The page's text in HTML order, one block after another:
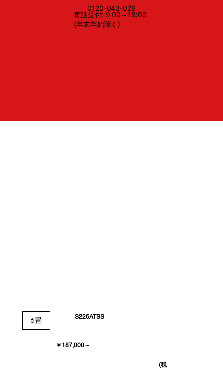
0120-043-026
電話受付: 9:00～18:00
(年末年始除く)
6畳 S226ATSS
￥187,000～
(税